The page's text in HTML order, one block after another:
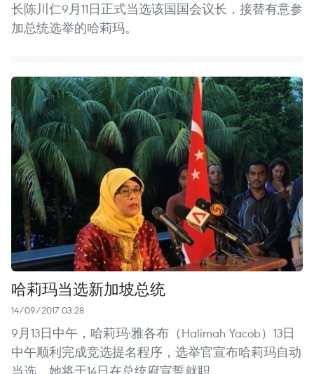
长陈川仁9月11日正式当选该国国会议长，接替有意参
加总统选举的哈莉玛。
哈莉玛当选新加坡总统
14/09/2017 03:28
9月13日中午，哈莉玛·雅各布（Halimah Yacob）13日
中午顺利完成竞选提名程序，选举官宣布哈莉玛自动